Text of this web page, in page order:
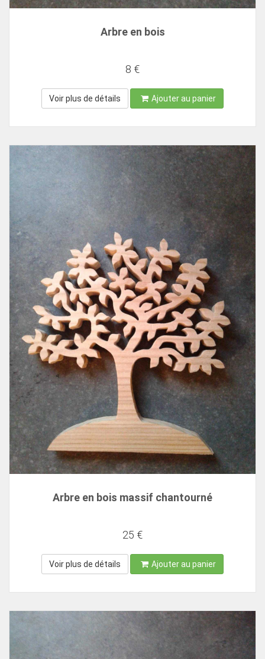
Arbre en bois
8 €
Voir plus de détails Ajouter au panier
Arbre en bois massif chantourné
25 €
Voir plus de détails Ajouter au panier